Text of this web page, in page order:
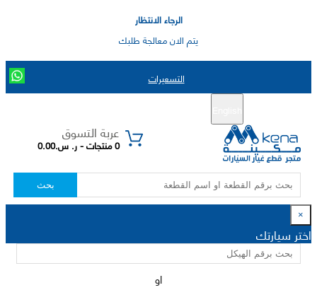
الرجاء الانتظار
يتم الان معالجة طلبك
التسعيرات
عربة التسوق
0 منتجات - ر. س.0.00
بحث
×
اختر سيارتك
او